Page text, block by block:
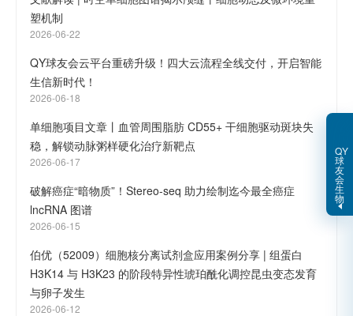
塑机制
2026-06-22
QY球友会云平台重磅升级！四大云流程全线交付，开启智能
生信新时代！
2026-06-18
单细胞项目文章丨血管周围脂肪 CD55+ 干细胞驱动斑块失
稳，解锁动脉粥样硬化治疗新靶点
2026-06-17
破解癌症“暗物质”！Stereo-seq 助力绘制迄今最全癌症
lncRNA 图谱
2026-06-15
伯优（52009）细胞核分离试剂盒应用案例分享 | 组蛋白
H3K14 与 H3K23 的阶段特异性琥珀酰化调控昆虫变态发育
与卵子发生
2026-06-12
QY
球
友
会
生
物